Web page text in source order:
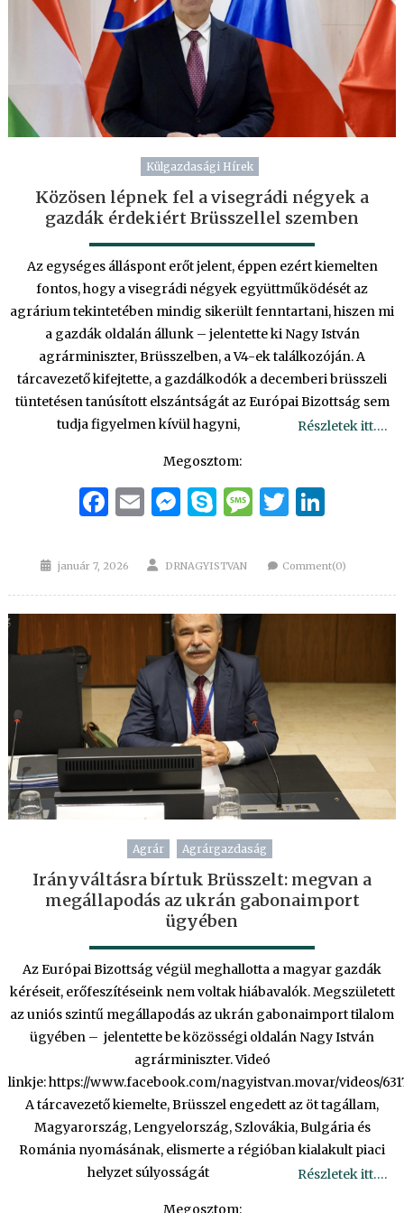
Külgazdasági Hírek
Közösen lépnek fel a visegrádi négyek a
gazdák érdekiért Brüsszellel szemben
Az egységes álláspont erőt jelent, éppen ezért kiemelten
fontos, hogy a visegrádi négyek együttműködését az
agrárium tekintetében mindig sikerült fenntartani, hiszen mi
a gazdák oldalán állunk – jelentette ki Nagy István
agrárminiszter, Brüsszelben, a V4-ek találkozóján. A
tárcavezető kifejtette, a gazdálkodók a decemberi brüsszeli
tüntetésen tanúsított elszántságát az Európai Bizottság sem
tudja figyelmen kívül hagyni,
Részletek itt….
Megosztom:
Facebook
EmailMessenger
Skype
Message
Twitter
Posted
január 7, 2026 Author
DRNAGYISTVAN Comment(0)
Agrár Agrárgazdaság
Irányváltásra bírtuk Brüsszelt: megvan a
megállapodás az ukrán gabonaimport
ügyében
Az Európai Bizottság végül meghallotta a magyar gazdák
kéréseit, erőfeszítéseink nem voltak hiábavalók. Megszületett
az uniós szintű megállapodás az ukrán gabonaimport tilalom
ügyében – jelentette be közösségi oldalán Nagy István
agrárminiszter. Videó
linkje: https://www.facebook.com/nagyistvan.movar/videos/
A tárcavezető kiemelte, Brüsszel engedett az öt tagállam,
Magyarország, Lengyelország, Szlovákia, Bulgária és
Románia nyomásának, elismerte a régióban kialakult piaci
helyzet súlyosságát
Részletek itt….
Megosztom: